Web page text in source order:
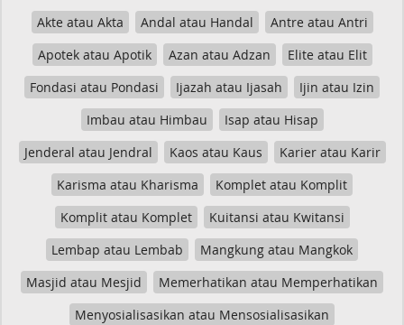
Akte atau Akta Andal atau Handal
Antre atau Antri
Apotek atau Apotik
Azan atau Adzan
Elite atau Elit
Fondasi atau Pondasi
Ijazah atau Ijasah
Ijin atau Izin
Imbau atau Himbau
Isap atau Hisap
Jenderal atau Jendral
Kaos atau Kaus
Karier atau Karir
Karisma atau Kharisma
Komplet atau Komplit
Komplit atau Komplet
Kuitansi atau Kwitansi
Lembap atau Lembab
Mangkung atau Mangkok
Masjid atau Mesjid
Memerhatikan atau Memperhatikan
Menyosialisasikan atau Mensosialisasikan